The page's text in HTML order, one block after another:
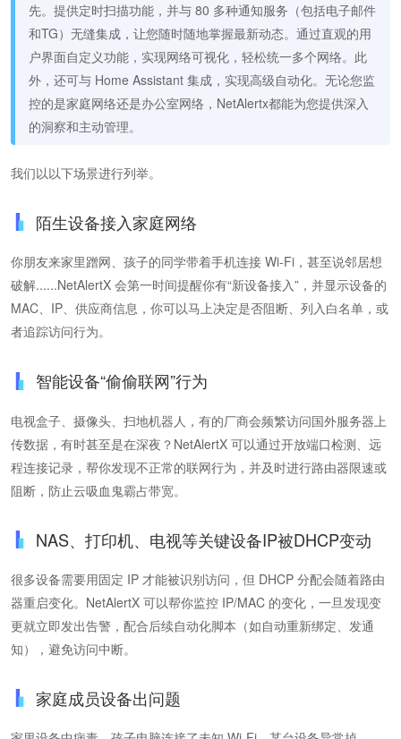
先。提供定时扫描功能，并与 80 多种通知服务（包括电子邮件
和TG）无缝集成，让您随时随地掌握最新动态。通过直观的用
户界面自定义功能，实现网络可视化，轻松统一多个网络。此
外，还可与 Home Assistant 集成，实现高级自动化。无论您监
控的是家庭网络还是办公室网络，NetAlertx都能为您提供深入
的洞察和主动管理。
我们以以下场景进行列举。
陌生设备接入家庭网络
你朋友来家里蹭网、孩子的同学带着手机连接 Wi-Fi，甚至说邻居想
破解......NetAlertX 会第一时间提醒你有“新设备接入”，并显示设备的
MAC、IP、供应商信息，你可以马上决定是否阻断、列入白名单，或
者追踪访问行为。
智能设备“偷偷联网”行为
电视盒子、摄像头、扫地机器人，有的厂商会频繁访问国外服务器上
传数据，有时甚至是在深夜？NetAlertX 可以通过开放端口检测、远
程连接记录，帮你发现不正常的联网行为，并及时进行路由器限速或
阻断，防止云吸血鬼霸占带宽。
NAS、打印机、电视等关键设备IP被DHCP变动
很多设备需要用固定 IP 才能被识别访问，但 DHCP 分配会随着路由
器重启变化。NetAlertX 可以帮你监控 IP/MAC 的变化，一旦发现变
更就立即发出告警，配合后续自动化脚本（如自动重新绑定、发通
知），避免访问中断。
家庭成员设备出问题